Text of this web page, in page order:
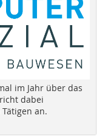
im Jahr über das
dabei
an.